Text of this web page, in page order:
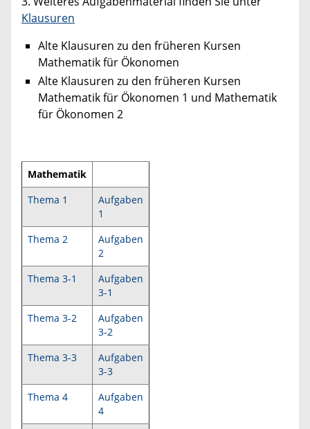
Klausuren
Alte Klausuren zu den früheren Kursen
Mathematik für Ökonomen
Alte Klausuren zu den früheren Kursen
Mathematik für Ökonomen 1 und Mathematik
für Ökonomen 2
Mathematik
Thema 1
Aufgaben
1
Thema 2
Aufgaben
2
Thema 3-1
Aufgaben
3-1
Thema 3-2
Aufgaben
3-2
Thema 3-3
Aufgaben
3-3
Thema 4
Aufgaben
4